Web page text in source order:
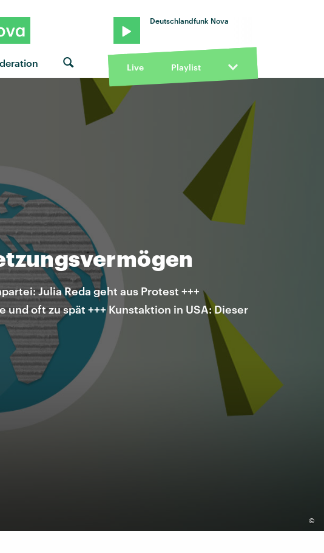
Deutschlandfunk Nova
Live Playlist
©
Julia Reda geht aus Protest +++
und oft zu spät +++ Kunstaktion in USA: Dieser